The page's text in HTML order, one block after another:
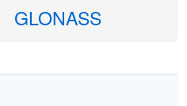
GLONASS